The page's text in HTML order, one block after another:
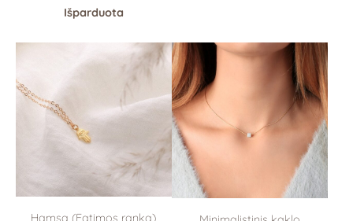
Išparduota
Hamsa (Fatimos ranka)